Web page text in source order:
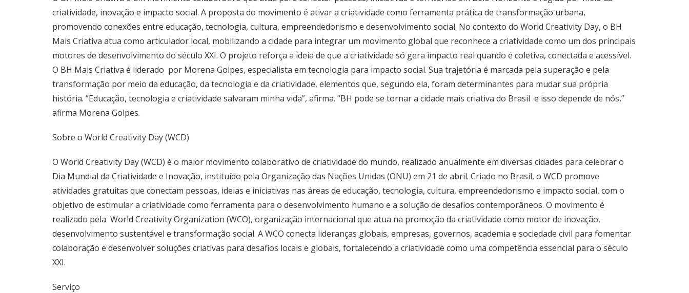
criatividade, inovação e impacto social. A proposta do movimento é ativar a criatividade como ferramenta prática de transformação urbana,
promovendo conexões entre educação, tecnologia, cultura, empreendedorismo e desenvolvimento social. No contexto do World Creativity Day, o BH
Mais Criativa atua como articulador local, mobilizando a cidade para integrar um movimento global que reconhece a criatividade como um dos principais
motores de desenvolvimento do século XXI. O projeto reforça a ideia de que a criatividade só gera impacto real quando é coletiva, conectada e acessível.
O BH Mais Criativa é liderado por Morena Golpes, especialista em tecnologia para impacto social. Sua trajetória é marcada pela superação e pela
transformação por meio da educação, da tecnologia e da criatividade, elementos que, segundo ela, foram determinantes para mudar sua própria
história. “Educação, tecnologia e criatividade salvaram minha vida”, afirma. “BH pode se tornar a cidade mais criativa do Brasil e isso depende de nós,”
afirma Morena Golpes.
Sobre o World Creativity Day (WCD)
O World Creativity Day (WCD) é o maior movimento colaborativo de criatividade do mundo, realizado anualmente em diversas cidades para celebrar o
Dia Mundial da Criatividade e Inovação, instituído pela Organização das Nações Unidas (ONU) em 21 de abril. Criado no Brasil, o WCD promove
atividades gratuitas que conectam pessoas, ideias e iniciativas nas áreas de educação, tecnologia, cultura, empreendedorismo e impacto social, com o
objetivo de estimular a criatividade como ferramenta para o desenvolvimento humano e a solução de desafios contemporâneos. O movimento é
realizado pela World Creativity Organization (WCO), organização internacional que atua na promoção da criatividade como motor de inovação,
desenvolvimento sustentável e transformação social. A WCO conecta lideranças globais, empresas, governos, academia e sociedade civil para fomentar
colaboração e desenvolver soluções criativas para desafios locais e globais, fortalecendo a criatividade como uma competência essencial para o século
XXI.
Serviço